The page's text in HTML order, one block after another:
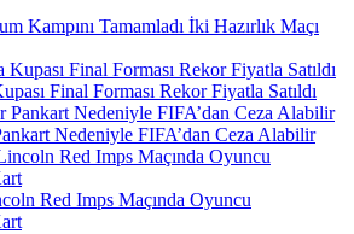
Kampını Tamamladı İki Hazırlık Maçı
Final Forması Rekor Fiyatla Satıldı
Nedeniyle FIFA’dan Ceza Alabilir
Red Imps Maçında Oyuncu